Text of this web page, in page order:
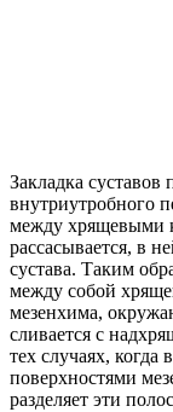
Закладка суставов
внутриутробного
между хрящевыми
рассасывается, в
сустава. Таким
между собой
мезенхима,
сливается с
тех случаях,
поверхностями
разделяет эти